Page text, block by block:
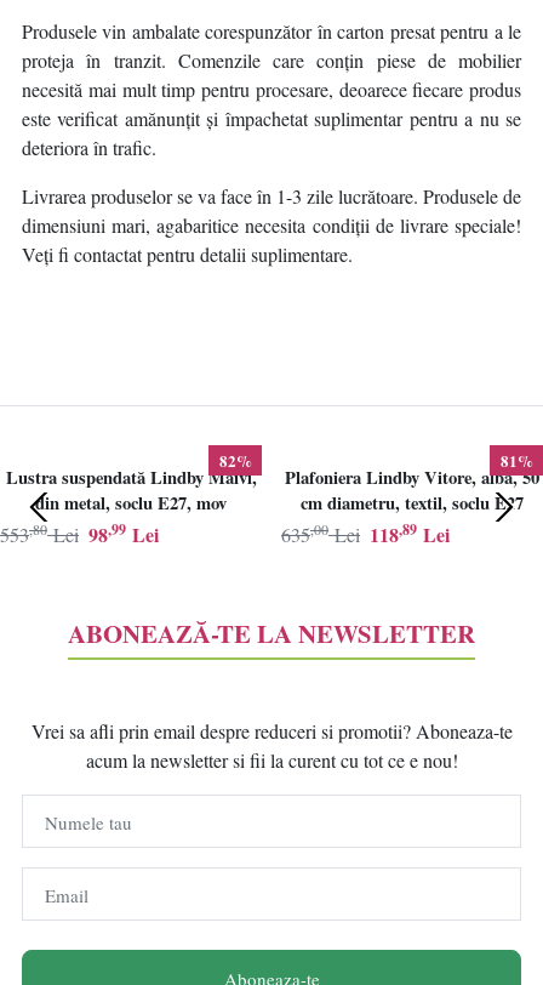
Produsele vin ambalate corespunzător în carton presat pentru a le
proteja în tranzit. Comenzile care conțin piese de mobilier
necesită mai mult timp pentru procesare, deoarece fiecare produs
este verificat amănunțit și împachetat suplimentar pentru a nu se
deteriora în trafic.
Livrarea produselor se va face în 1-3 zile lucrătoare. Produsele de
dimensiuni mari, agabaritice necesita condiții de livrare speciale!
Veți fi contactat pentru detalii suplimentare.
82%
Lustra suspendată Lindby Maivi,
din metal, soclu E27, mov
98,99 Lei
553,80 Lei
81%
Plafoniera Lindby Vitore, alba, 50
cm diametru, textil, soclu E27
118,89 Lei
635,00 Lei
ABONEAZĂ-TE LA NEWSLETTER
Vrei sa afli prin email despre reduceri si promotii? Aboneaza-te
acum la newsletter si fii la curent cu tot ce e nou!
Numele tau
Email
Aboneaza-te